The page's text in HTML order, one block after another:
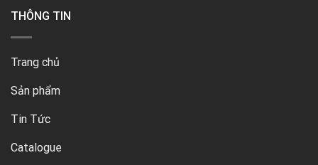
THÔNG TIN
Trang chủ
Sản phẩm
Tin Tức
Catalogue